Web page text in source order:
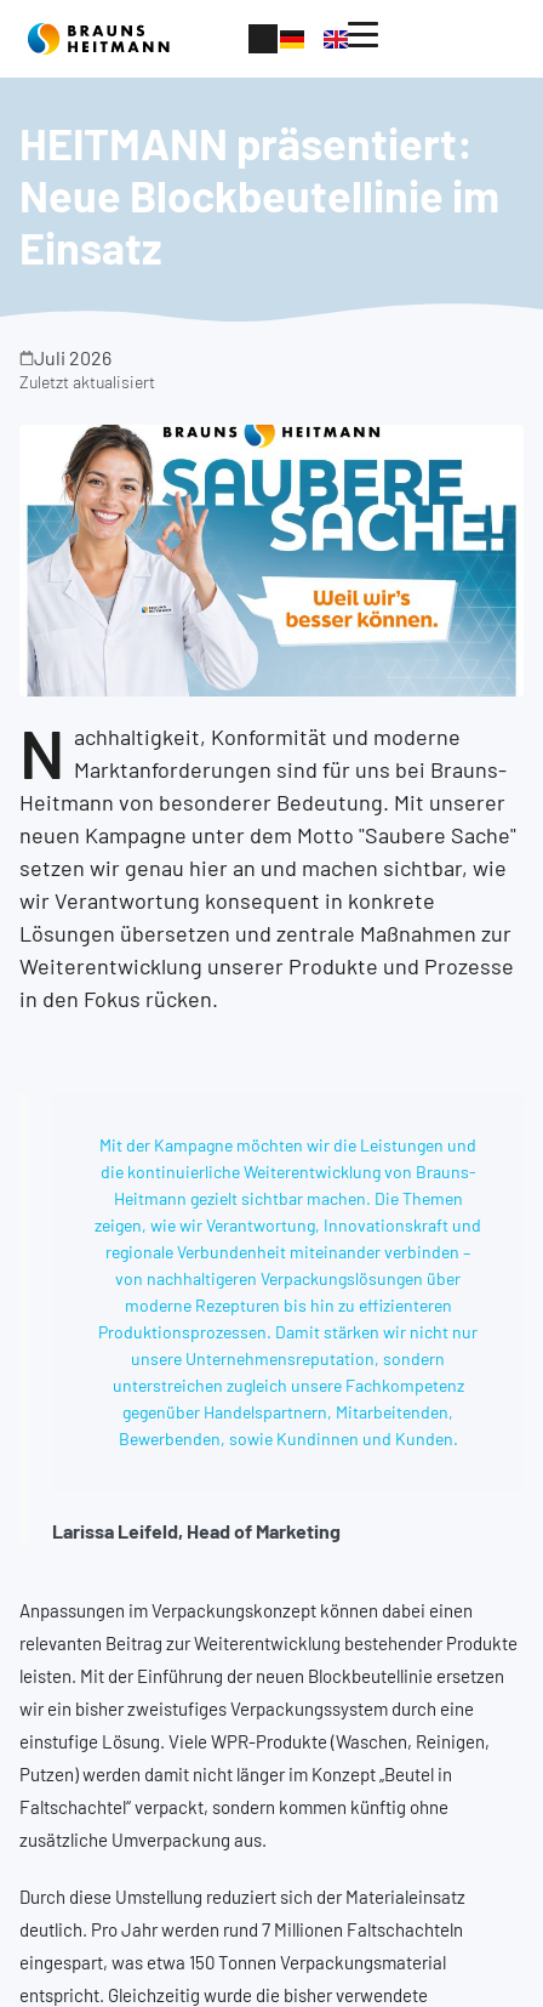
HEITMANN präsentiert:
Neue Blockbeutellinie im
Einsatz
Juli 2026
Zuletzt aktualisiert
N achhaltigkeit, Konformität und moderne
Marktanforderungen sind für uns bei Brauns-
Heitmann von besonderer Bedeutung. Mit unserer
neuen Kampagne unter dem Motto "Saubere Sache"
setzen wir genau hier an und machen sichtbar, wie
wir Verantwortung konsequent in konkrete
Lösungen übersetzen und zentrale Maßnahmen zur
Weiterentwicklung unserer Produkte und Prozesse
in den Fokus rücken.
Mit der Kampagne möchten wir die Leistungen und
die kontinuierliche Weiterentwicklung von Brauns-
Heitmann gezielt sichtbar machen. Die Themen
zeigen, wie wir Verantwortung, Innovationskraft und
regionale Verbundenheit miteinander verbinden –
von nachhaltigeren Verpackungslösungen über
moderne Rezepturen bis hin zu effizienteren
Produktionsprozessen. Damit stärken wir nicht nur
unsere Unternehmensreputation, sondern
unterstreichen zugleich unsere Fachkompetenz
gegenüber Handelspartnern, Mitarbeitenden,
Bewerbenden, sowie Kundinnen und Kunden.
Larissa Leifeld, Head of Marketing
Anpassungen im Verpackungskonzept können dabei einen
relevanten Beitrag zur Weiterentwicklung bestehender Produkte
leisten. Mit der Einführung der neuen Blockbeutellinie ersetzen
wir ein bisher zweistufiges Verpackungssystem durch eine
einstufige Lösung. Viele WPR-Produkte (Waschen, Reinigen,
Putzen) werden damit nicht länger im Konzept „Beutel in
Faltschachtel“ verpackt, sondern kommen künftig ohne
zusätzliche Umverpackung aus.
Durch diese Umstellung reduziert sich der Materialeinsatz
deutlich. Pro Jahr werden rund 7 Millionen Faltschachteln
eingespart, was etwa 150 Tonnen Verpackungsmaterial
entspricht. Gleichzeitig wurde die bisher verwendete